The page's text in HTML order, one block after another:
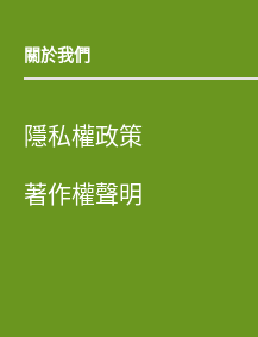
關於我們
隱私權政策
著作權聲明